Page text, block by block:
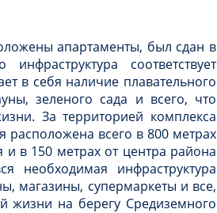
апартаменты, был сдан в
соответствует
в себя наличие плавательного
зеленого сада и всего, что
За территорией комплекса
расположена всего в 800 метрах
в 150 метрах от центра района
необходимая инфраструктура
магазины, супермаркеты и все,
жизни на берегу Средиземного